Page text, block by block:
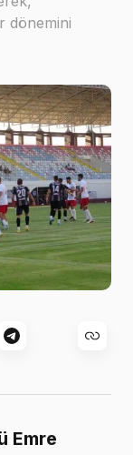
dönemini
Emre